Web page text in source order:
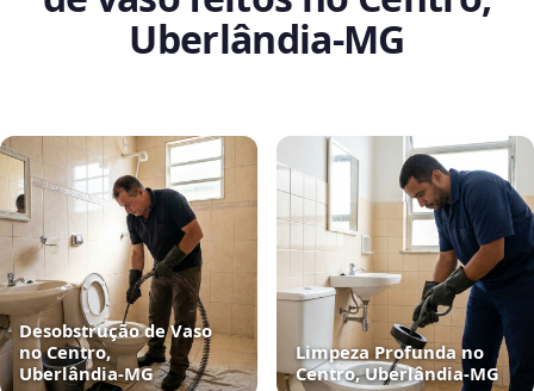
Uberlândia‑MG
Desobstrução de Vaso
no Centro,
Uberlândia‑MG
Limpeza Profunda no
Centro, Uberlândia‑MG